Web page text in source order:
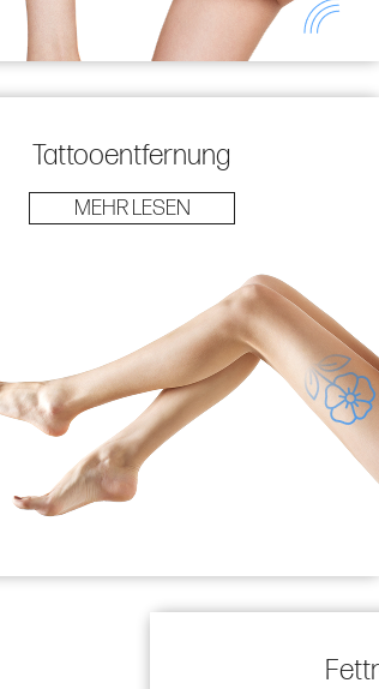
Tattooentfernung
MEHR LESEN